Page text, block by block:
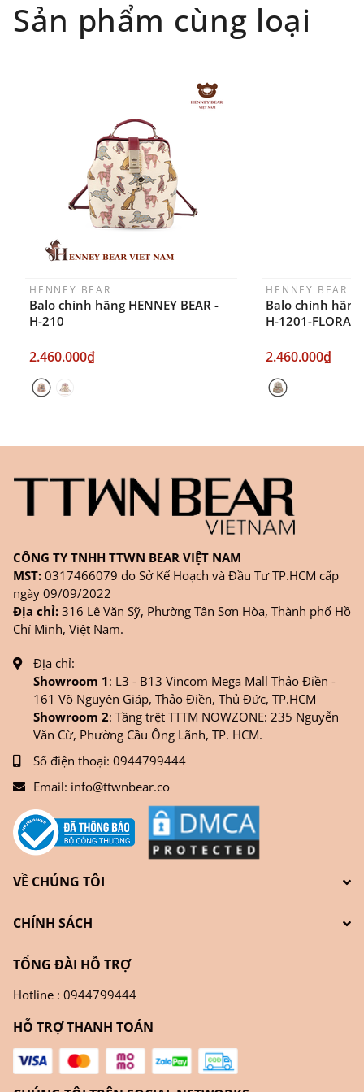
Đối tượng áp dụng: Khách hàng đặt
hàng ONLINE trên trangWEBSITE/
Thời gian nhận hàng: Đối với đơn hàng Online tại
TPHCM, sản phẩm sẽ được giao sớm nhất là 1
ngày sau khi đặt.
Sản phẩm cùng loại
HENNEY BEAR
Balo chính hãng HENNEY BEAR -
H-210
2.460.000₫
HENNEY BEAR
Balo chính hãng
H-1201-FLORAL
2.460.000₫
CÔNG TY TNHH TTWN BEAR VIỆT NAM
MST: 0317466079 do Sở Kế Hoạch và Đầu Tư TP.HCM cấp
ngày 09/09/2022
Địa chỉ: 316 Lê Văn Sỹ, Phường Tân Sơn Hòa, Thành phố Hồ
Chí Minh, Việt Nam.
Địa chỉ:
Showroom 1: L3 - B13 Vincom Mega Mall Thảo Điền -
161 Võ Nguyên Giáp, Thảo Điền, Thủ Đức, TP.HCM
Showroom 2: Tầng trệt TTTM NOWZONE: 235 Nguyễn
Văn Cừ, Phường Cầu Ông Lãnh, TP. HCM.
Số điện thoại: 0944799444
Email: info@ttwnbear.co
VỀ CHÚNG TÔI
CHÍNH SÁCH
TỔNG ĐÀI HỖ TRỢ
Hotline : 0944799444
HỖ TRỢ THANH TOÁN